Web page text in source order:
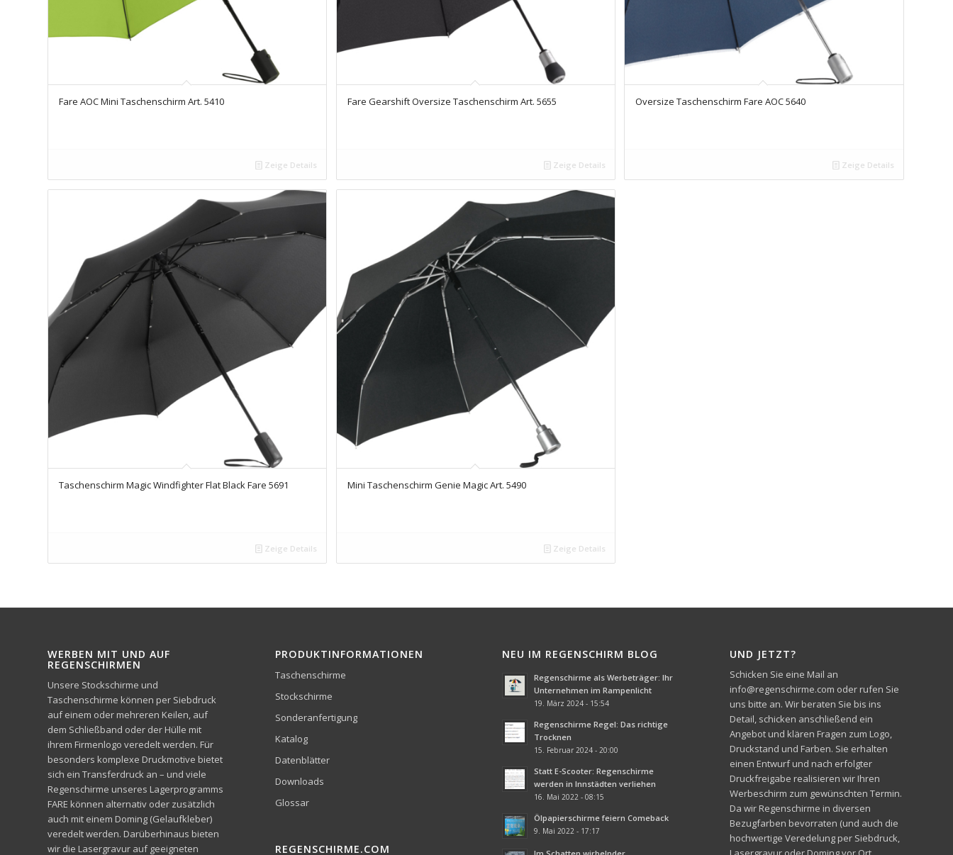
Fare AOC Mini Taschenschirm Art. 5410
Zeige Details
Fare Gearshift Oversize Taschenschirm Art. 5655
Zeige Details
Oversize Taschenschirm Fare AOC 5640
Zeige Details
Taschenschirm Magic Windfighter Flat Black Fare 5691
Zeige Details
Mini Taschenschirm Genie Magic Art. 5490
Zeige Details
WERBEN MIT UND AUF
REGENSCHIRMEN
Unsere Stockschirme und
Taschenschirme können per Siebdruck
auf einem oder mehreren Keilen, auf
dem Schließband oder der Hülle mit
ihrem Firmenlogo veredelt werden. Für
besonders komplexe Druckmotive bietet
sich ein Transferdruck an – und viele
Regenschirme unseres Lagerprogramms
FARE können alternativ oder zusätzlich
auch mit einem Doming (Gelaufkleber)
veredelt werden. Darüberhinaus bieten
wir die Lasergravur auf geeigneten
PRODUKTINFORMATIONEN
Taschenschirme
Stockschirme
Sonderanfertigung
Katalog
Datenblätter
Downloads
Glossar
REGENSCHIRME.COM
NEU IM REGENSCHIRM BLOG
Regenschirme als Werbeträger: Ihr
Unternehmen im Rampenlicht
19. März 2024 - 15:54
Regenschirme Regel: Das richtige
Trocknen
15. Februar 2024 - 20:00
Statt E-Scooter: Regenschirme
werden in Innstädten verliehen
16. Mai 2022 - 08:15
Ölpapierschirme feiern Comeback
9. Mai 2022 - 17:17
UND JETZT?
Schicken Sie eine Mail an
info@regenschirme.com oder rufen Sie
uns bitte an. Wir beraten Sie bis ins
Detail, schicken anschließend ein
Angebot und klären Fragen zum Logo,
Druckstand und Farben. Sie erhalten
einen Entwurf und nach erfolgter
Druckfreigabe realisieren wir Ihren
Werbeschirm zum gewünschten Termin.
Da wir Regenschirme in diversen
Bezugfarben bevorraten (und auch die
hochwertige Veredelung per Siebdruck,